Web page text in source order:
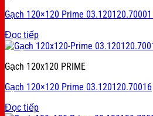
Gạch 120×120 Prime
Đọc tiếp
Gạch 120x120 PRIME
Gạch 120×120 Prime 03.120120.70016
Đọc tiếp